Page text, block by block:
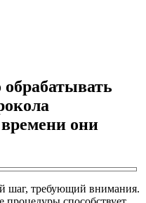
они
шаг, требующий внимания.